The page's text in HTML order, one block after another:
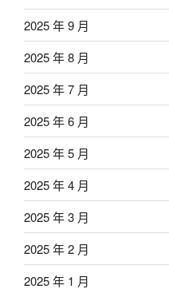
2025 年 9 月
2025 年 8 月
2025 年 7 月
2025 年 6 月
2025 年 5 月
2025 年 4 月
2025 年 3 月
2025 年 2 月
2025 年 1 月